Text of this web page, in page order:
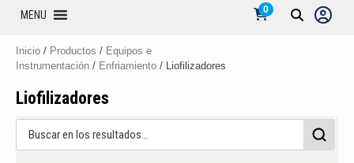
MENU 0
Inicio / Productos / Equipos e
Instrumentación / Enfriamiento / Liofilizadores
Liofilizadores